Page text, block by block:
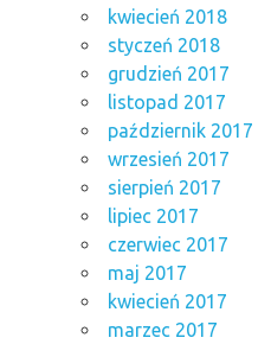
kwiecień 2018
styczeń 2018
grudzień 2017
listopad 2017
październik 2017
wrzesień 2017
sierpień 2017
lipiec 2017
czerwiec 2017
maj 2017
kwiecień 2017
marzec 2017